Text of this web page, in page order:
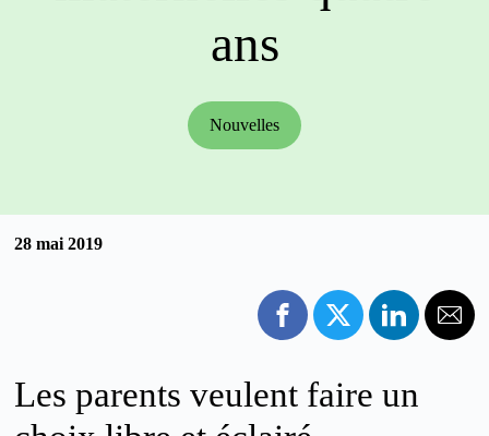
ans
Nouvelles
28 mai 2019
Les parents veulent faire un